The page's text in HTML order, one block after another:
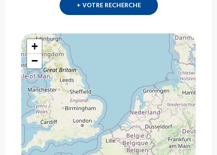
+ VOTRE RECHERCHE
+
−